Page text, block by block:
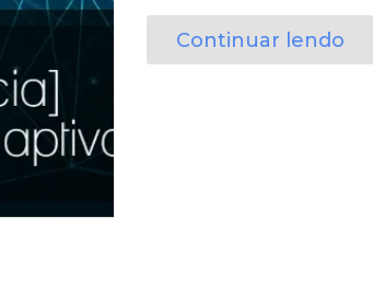
Continuar lendo